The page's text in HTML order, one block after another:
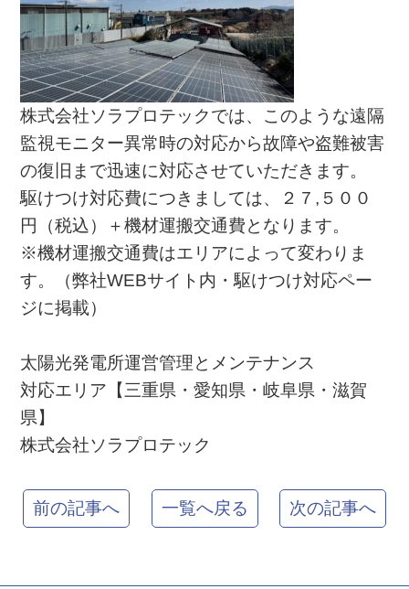
株式会社ソラプロテックでは、このような遠隔
監視モニター異常時の対応から故障や盗難被害
の復旧まで迅速に対応させていただきます。
駆けつけ対応費につきましては、２７,５００
円（税込）＋機材運搬交通費となります。
※機材運搬交通費はエリアによって変わりま
す。（弊社WEBサイト内・駆けつけ対応ペー
ジに掲載）
太陽光発電所運営管理とメンテナンス
対応エリア【三重県・愛知県・岐阜県・滋賀
県】
株式会社ソラプロテック
前の記事へ 一覧へ戻る 次の記事へ